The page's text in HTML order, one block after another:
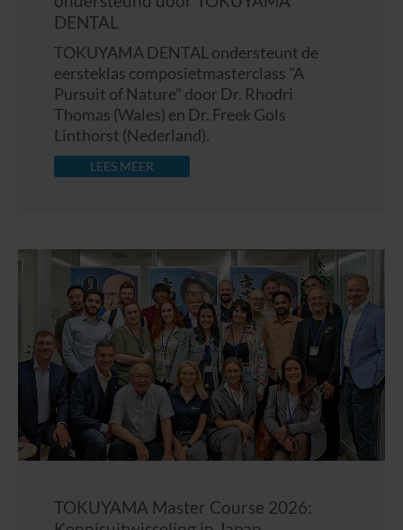
DENTAL
TOKUYAMA DENTAL ondersteunt de
eersteklas composietmasterclass "A
Pursuit of Nature" door Dr. Rhodri
Thomas (Wales) en Dr. Freek Gols
Linthorst (Nederland).
LEES MEER
TOKUYAMA Master Course 2026: